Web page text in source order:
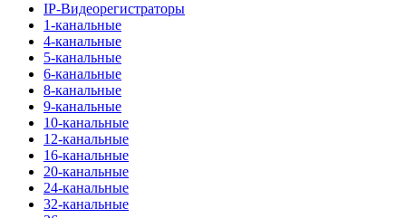
IP-Видеорегистраторы
1-канальные
4-канальные
5-канальные
6-канальные
8-канальные
9-канальные
10-канальные
12-канальные
16-канальные
20-канальные
24-канальные
32-канальные